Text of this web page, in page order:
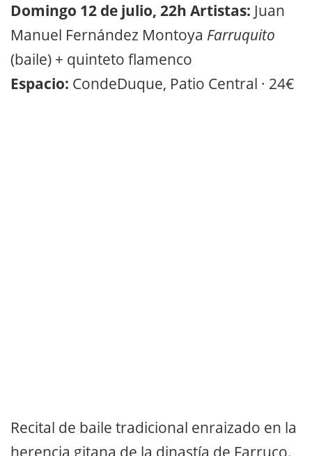
Domingo 12 de julio, 22h Artistas: Juan
Manuel Fernández Montoya Farruquito
(baile) + quinteto flamenco
Espacio: CondeDuque, Patio Central · 24€
Recital de baile tradicional enraizado en la
herencia gitana de la dinastía de Farruco.